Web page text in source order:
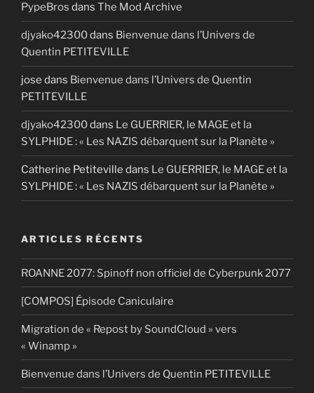
PypeBros dans The Mod Archive
djyako42300dans Bienvenue dans l’Univers de
Quentin PETITEVILLE
jose dans Bienvenue dans l’Univers de Quentin
PETITEVILLE
djyako42300dans Le GUERRIER, le MAGE et la
SYLPHIDE : « Les NAZIS débarquent sur la Planète »
Catherine Petiteville dans Le GUERRIER, le MAGE et la
SYLPHIDE : « Les NAZIS débarquent sur la Planète »
ARTICLES RÉCENTS
ROANNE 2077: Spinoff non officiel de Cyberpunk 2077
[COMPOS] Épisode Caniculaire
Migration de « Repost by SoundCloud » vers
« Winamp »
Bienvenue dans l’Univers de Quentin PETITEVILLE